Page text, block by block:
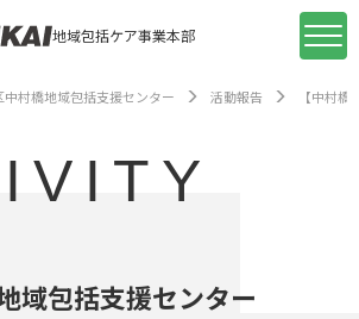
地域包括ケア事業本部
中村橋地域包括支援センター 活動報告 【中村
域包括支援センター